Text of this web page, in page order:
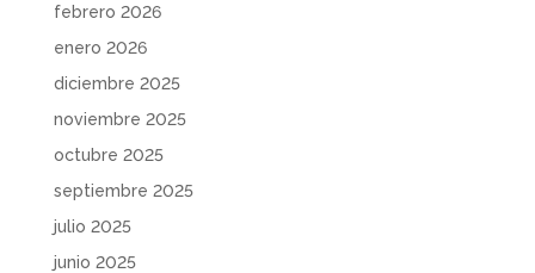
febrero 2026
enero 2026
diciembre 2025
noviembre 2025
octubre 2025
septiembre 2025
julio 2025
junio 2025